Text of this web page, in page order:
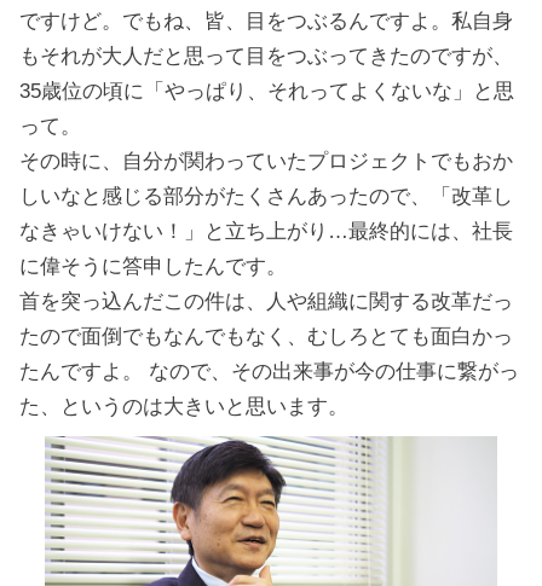
ですけど。でもね、皆、目をつぶるんですよ。私自身
もそれが大人だと思って目をつぶってきたのですが、
35歳位の頃に「やっぱり、それってよくないな」と思
って。
その時に、自分が関わっていたプロジェクトでもおか
しいなと感じる部分がたくさんあったので、「改革し
なきゃいけない！」と立ち上がり…最終的には、社長
に偉そうに答申したんです。
首を突っ込んだこの件は、人や組織に関する改革だっ
たので面倒でもなんでもなく、むしろとても面白かっ
たんですよ。 なので、その出来事が今の仕事に繋がっ
た、というのは大きいと思います。